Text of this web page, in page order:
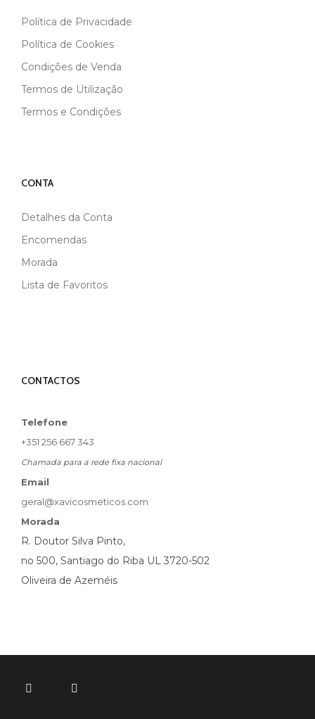
Política de Privacidade
Política de Cookies
Condições de Venda
Termos de Utilização
Termos e Condições
CONTA
Detalhes da Conta
Encomendas
Morada
Lista de Favoritos
CONTACTOS
Telefone
+351 256 667 343
Chamada para a rede fixa nacional
Email
geral@xavicosmeticos.com
Morada
R. Doutor Silva Pinto,
no 500, Santiago do Riba UL 3720-502
Oliveira de Azeméis